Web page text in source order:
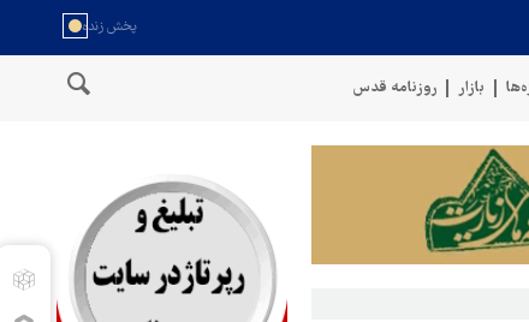
بازار روزنامه قدس
مسلح یمن: کشتی نفتی عربستان را با موشک بالستیک هدف قرار دادیم